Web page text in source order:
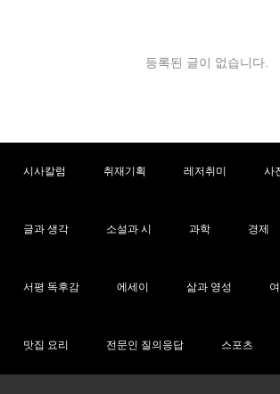
등록된 글이 없습니다.
시사칼럼 취재기획 레저취미 사
글과 생각 소설과 시 과학 경제
서평 독후감 에세이 삶과 영성
맛집 요리 전문인 질의응답 스포츠